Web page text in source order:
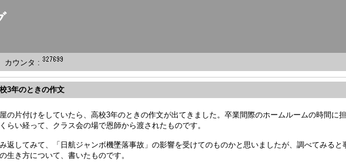
カウンタ :
3年のときの作文
の片付けをしていたら、高校3年のときの作文が出てきました。卒業間際のホームルームの時間に
らい経って、クラス会の場で恩師から渡されたものです。
返してみて、「日航ジャンボ機墜落事故」の影響を受けてのものかと思いましたが、調べてみる
生き方について、書いたものです。